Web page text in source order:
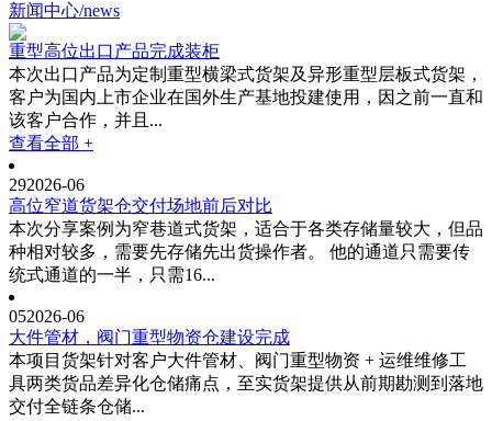
新闻中心/news
重型高位出口产品完成装柜
本次出口产品为定制重型横梁式货架及异形重型层板式货架，
客户为国内上市企业在国外生产基地投建使用，因之前一直和
该客户合作，并且...
查看全部 +
292026-06
高位窄道货架仓交付场地前后对比
本次分享案例为窄巷道式货架，适合于各类存储量较大，但品
种相对较多，需要先存储先出货操作者。 他的通道只需要传
统式通道的一半，只需16...
052026-06
大件管材，阀门重型物资仓建设完成
本项目货架针对客户大件管材、阀门重型物资 + 运维维修工
具两类货品差异化仓储痛点，至实货架提供从前期勘测到落地
交付全链条仓储...